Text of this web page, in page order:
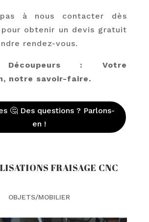
pas à nous contacter dès
pour obtenir un devis gratuit
rendez-vous.
Découpeurs : Votre
notre savoir-faire.
🤔 Des questions ? Parlons-
en !
FRAISAGE CNC
OBJETS/MOBILIER